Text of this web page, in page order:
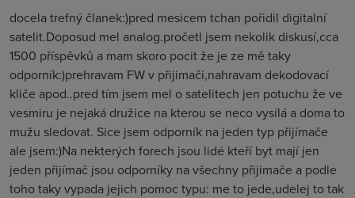
docela trefný članek:)pred mesicem tchan pořidil digitalní
satelit.Doposud mel analog.pročetl jsem nekolik diskusí,cca
1500 příspěvků a mam skoro pocit že je ze mě taky
odporník:)prehravam FW v přijimači,nahravam dekodovací
kliče apod..pred tím jsem mel o satelitech jen potuchu že ve
vesmiru je nejaká družice na kterou se neco vysílá a doma to
mužu sledovat. Sice jsem odporník na jeden typ přijímače
ale jsem:)Na nekterých forech jsou lidé kteří byt mají jen
jeden přijímač jsou odporníky na všechny přijimače a podle
toho taky vypada jejich pomoc typu: me to jede,udelej to tak